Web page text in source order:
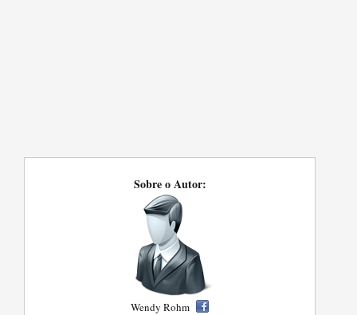
Sobre o Autor:
Wendy Rohm